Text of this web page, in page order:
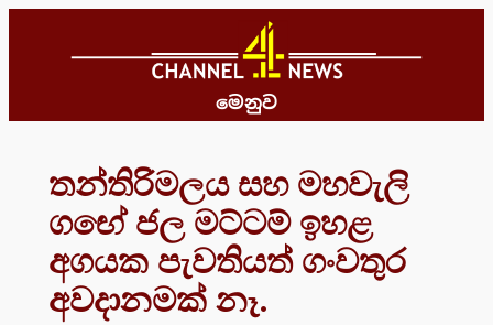
මෙනුව
තන්තිරිමලය සහ මහවැලි
ගඟේ ජල මට්ටම් ඉහළ
අගයක පැවතියත් ගංවතුර
අවදානමක් නෑ.